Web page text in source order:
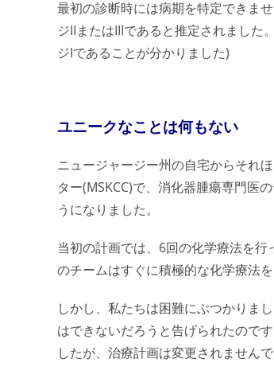
最初の診断時には病期を特定できま
ジIIまたはIIIであると推定されました
ジIであることが分かりました)
ユニークなことは何もない
ニュージャージー州の自宅からそれ
ター(MSKCC)で、消化器腫瘍専門医
うになりました。
当初の計画では、6回の化学療法を
のチームはすぐに積極的な化学療法
しかし、私たちは困難にぶつかりま
はできないだろうと告げられたので
したが、治療計画は変更されませんで